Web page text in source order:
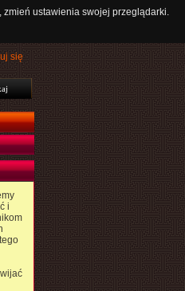
zmień ustawienia swojej przeglądarki.
się
i